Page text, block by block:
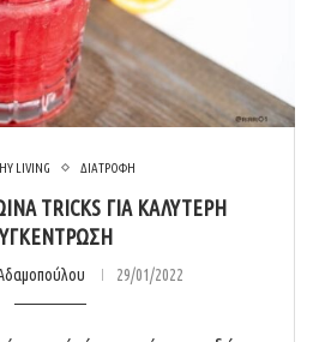
LIVING ΔΙΑΤΡΟΦΗ
TRICKS ΓΙΑ ΚΑΛΎΤΕΡΗ
29/01/2022